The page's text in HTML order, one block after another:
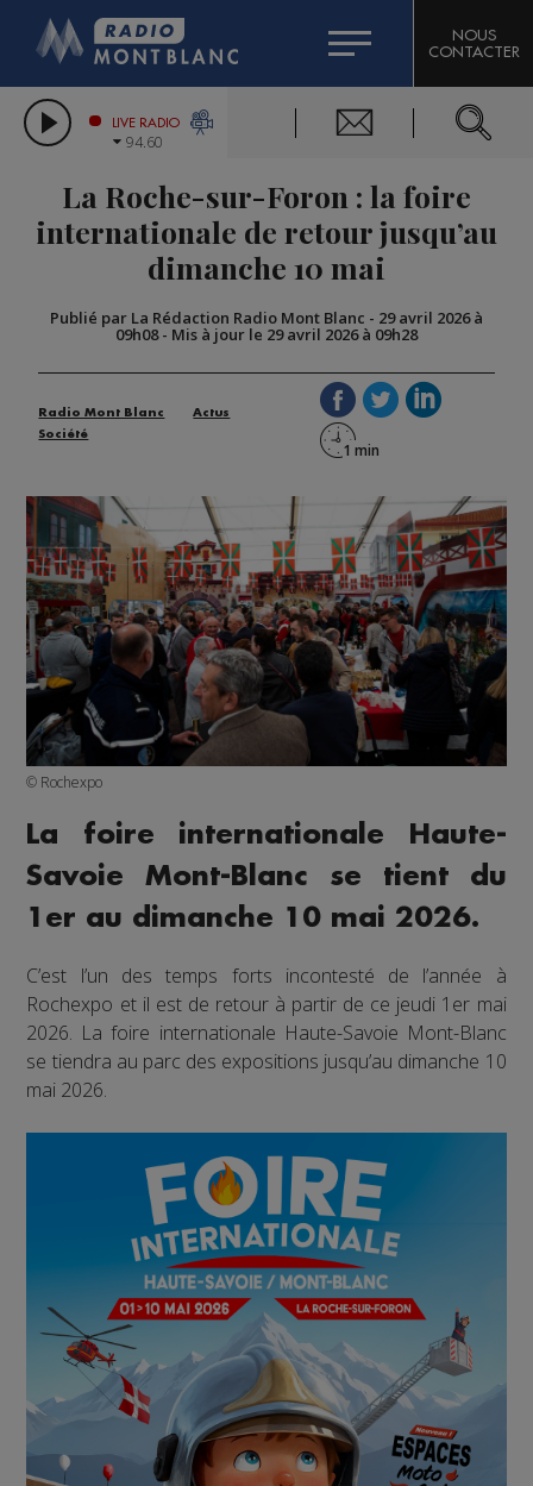
LES CHRONIQUES DE L'EXPERT
CITIZEN MACHINERY
GRAND MASSIF DOMAINES SKIABLES
BIGARD
COMPAGNIE DU MONT-BLANC
NOUS
CONTACTER
LIVE RADIO
94.60
La Roche-sur-Foron : la foire
internationale de retour jusqu’au
dimanche 10 mai
Publié par La Rédaction Radio Mont Blanc - 29 avril 2026 à
09h08- Mis à jour le 29 avril 2026 à 09h28
Radio Mont Blanc
Actus
Société
© Rochexpo
La foire internationale Haute-
Savoie Mont-Blanc se tient du
1er au dimanche 10 mai 2026.
C’est l’un des temps forts incontesté de l’année à
Rochexpo et il est de retour à partir de ce jeudi 1er mai
2026. La foire internationale Haute-Savoie Mont-Blanc
se tiendra au parc des expositions jusqu’au dimanche 10
mai 2026.